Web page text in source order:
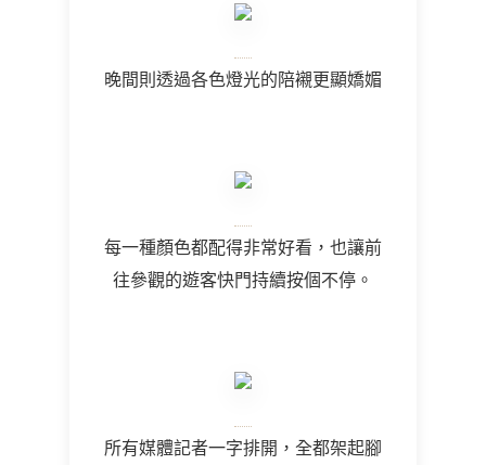
晚間則透過各色燈光的陪襯更顯嬌媚
每一種顏色都配得非常好看，也讓前
往參觀的遊客快門持續按個不停。
所有媒體記者一字排開，全都架起腳